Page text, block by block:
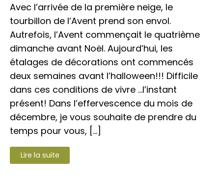
Avec l’arrivée de la première neige, le
tourbillon de l’Avent prend son envol.
Autrefois, l’Avent commençait le quatrième
dimanche avant Noël. Aujourd’hui, les
étalages de décorations ont commencés
deux semaines avant l’halloween!!! Difficile
dans ces conditions de vivre …l’instant
présent! Dans l’effervescence du mois de
décembre, je vous souhaite de prendre du
temps pour vous, […]
Lire la suite